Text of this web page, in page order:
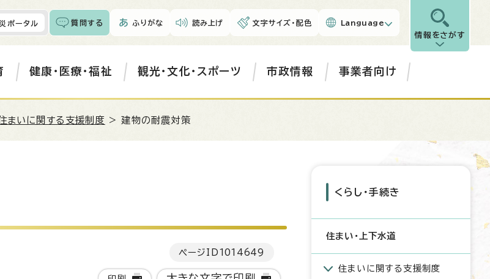
ポータル 質問する ふりがな 読み上げ 文字サイズ・配色 Language
情報をさがす
健康・医療・福祉 観光・文化・スポーツ 市政情報 事業者向け
まいに関する支援制度 > 建物の耐震対策
ページID 1014649
くらし・手続き
住まい・上下水道
住まいに関する支援制度